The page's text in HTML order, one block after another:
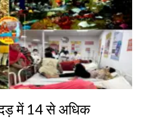
में 14 से अधिक